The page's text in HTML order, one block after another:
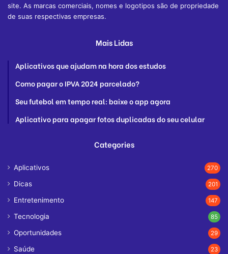
site. As marcas comerciais, nomes e logotipos são de propriedade
de suas respectivas empresas.
Mais Lidas
Aplicativos que ajudam na hora dos estudos
Como pagar o IPVA 2024 parcelado?
Seu futebol em tempo real: baixe o app agora
Aplicativo para apagar fotos duplicadas do seu celular
Categories
Aplicativos 270
Dicas 201
Entretenimento 147
Tecnologia 85
Oportunidades 29
Saúde 23